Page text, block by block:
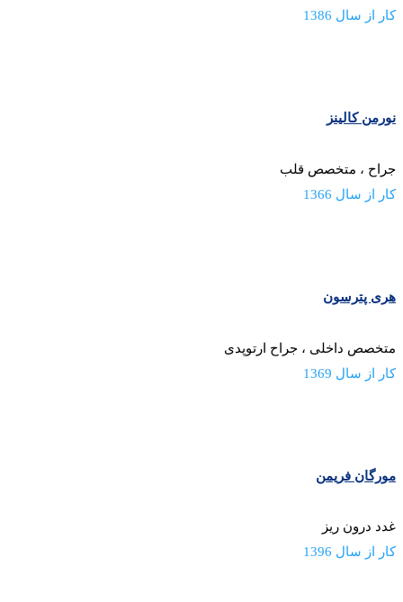
کار از سال 1386
نورمن کالینز
جراح ، متخصص قلب
کار از سال 1366
هری پترسون
متخصص داخلی ، جراح ارتوپدی
کار از سال 1369
مورگان فریمن
غدد درون ریز
کار از سال 1396